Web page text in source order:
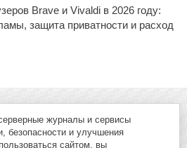
Brave и Vivaldi в 2026 году:
защита приватности и расход
журналы и сервисы
безопасности и улучшения
сайтом, вы